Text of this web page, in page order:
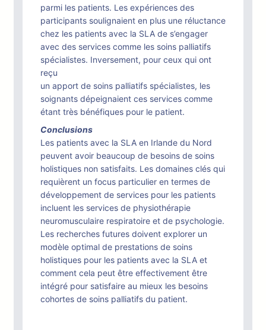
parmi les patients. Les expériences des
participants soulignaient en plus une réluctance
chez les patients avec la SLA de s’engager
avec des services comme les soins palliatifs
spécialistes. Inversement, pour ceux qui ont
reçu
un apport de soins palliatifs spécialistes, les
soignants dépeignaient ces services comme
étant très bénéfiques pour le patient.
Conclusions
Les patients avec la SLA en Irlande du Nord
peuvent avoir beaucoup de besoins de soins
holistiques non satisfaits. Les domaines clés qui
requièrent un focus particulier en termes de
développement de services pour les patients
incluent les services de physiothérapie
neuromusculaire respiratoire et de psychologie.
Les recherches futures doivent explorer un
modèle optimal de prestations de soins
holistiques pour les patients avec la SLA et
comment cela peut être effectivement être
intégré pour satisfaire au mieux les besoins
cohortes de soins palliatifs du patient.